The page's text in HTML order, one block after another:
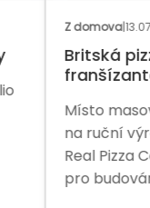
Z domova|
Britská
Místo
na ruční
Real Pizza
pro